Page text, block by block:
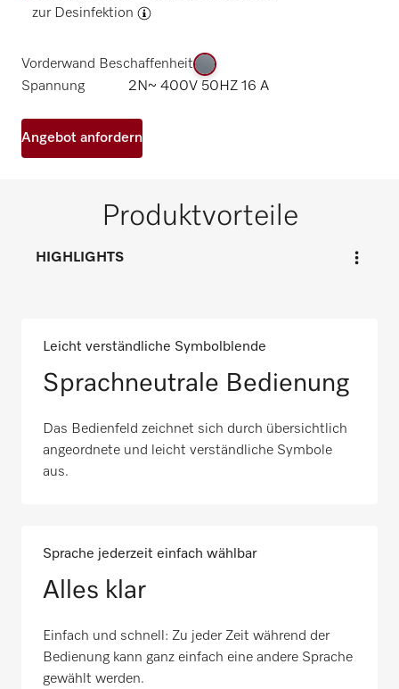
zur Desinfektion
Vorderwand Beschaffenheit
Spannung
2N~ 400V 50HZ 16 A
Angebot anfordern
Produktvorteile
HIGHLIGHTS
Leicht verständliche Symbolblende
Sprachneutrale Bedienung
Das Bedienfeld zeichnet sich durch übersichtlich
angeordnete und leicht verständliche Symbole
aus.
Sprache jederzeit einfach wählbar
Alles klar
Einfach und schnell: Zu jeder Zeit während der
Bedienung kann ganz einfach eine andere Sprache
gewählt werden.